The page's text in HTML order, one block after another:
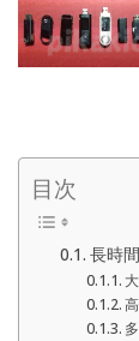
目次
長時